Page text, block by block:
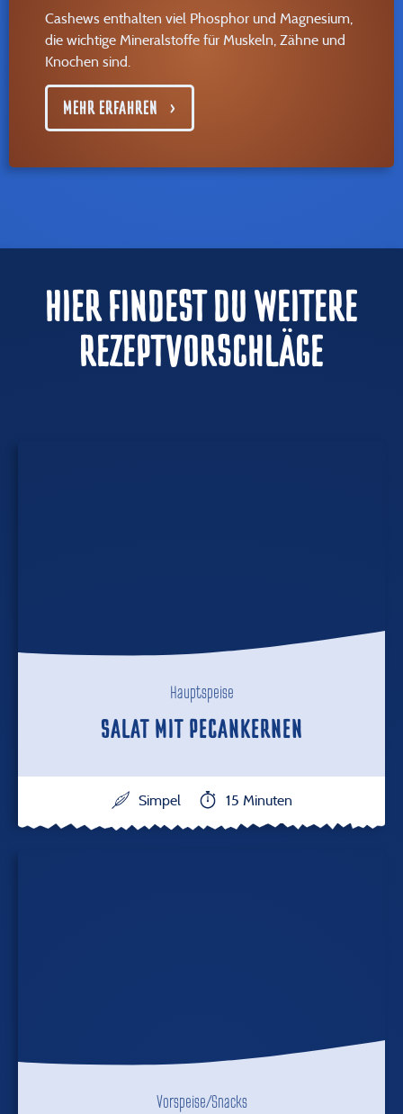
Cashews enthalten viel Phosphor und Magnesium,
die wichtige Mineralstoffe für Muskeln, Zähne und
Knochen sind.
MEHR ERFAHREN
HIER FINDEST DU WEITERE
REZEPTVORSCHLÄGE
Hauptspeise
SALAT MIT PECANKERNEN
Simpel 15 Minuten
Vorspeise/Snacks